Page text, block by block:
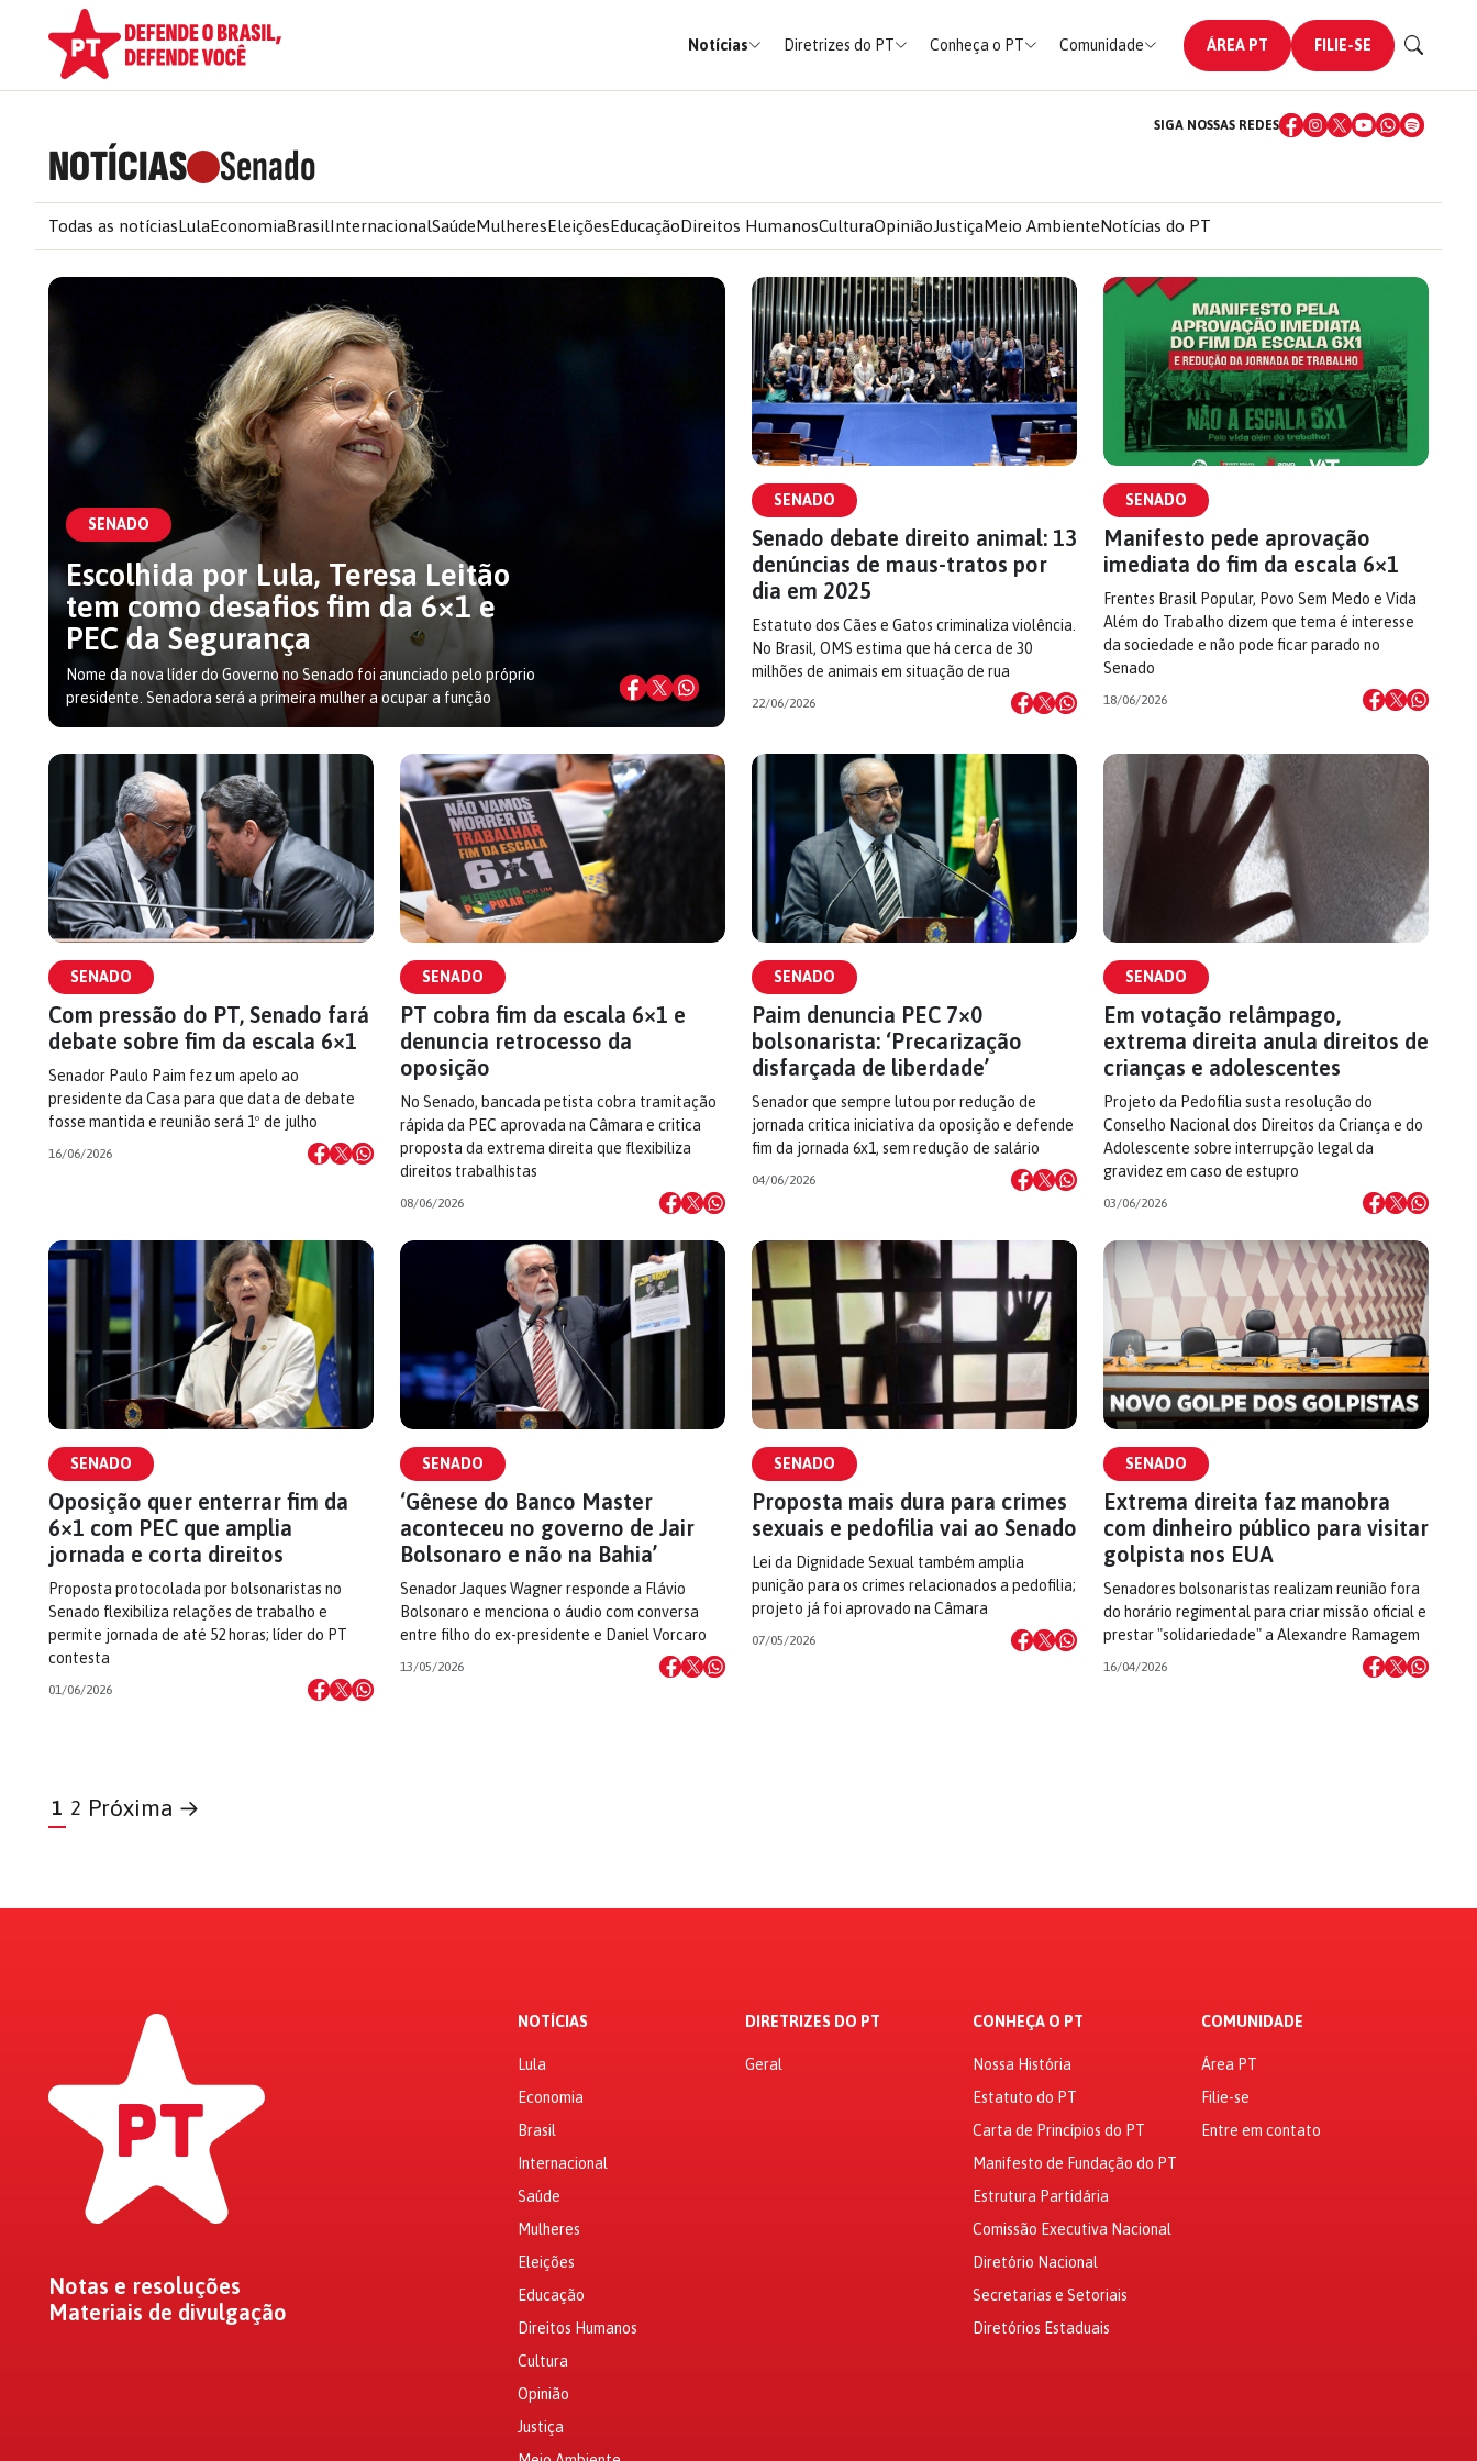
Notícias Diretrizes do PT Conheça o PT Comunidade ÁREA PT FILIE-SE
NOTÍCIAS Senado
SIGA NOSSAS REDES
Todas as notíciasLulaEconomiaBrasilInternacionalSaúdeMulheresEleiçõesEducaçãoDireitos HumanosCulturaOpiniãoJustiçaMeio AmbienteNotícias do PT
SENADO
Escolhida por Lula, Teresa Leitão
tem como desafios fim da 6×1 e
PEC da Segurança
Nome da nova líder do Governo no Senado foi anunciado pelo próprio
presidente. Senadora será a primeira mulher a ocupar a função
SENADO
Senado debate direito animal: 13
denúncias de maus-tratos por
dia em 2025
Estatuto dos Cães e Gatos criminaliza violência.
No Brasil, OMS estima que há cerca de 30
milhões de animais em situação de rua
22/06/2026
SENADO
Manifesto pede aprovação
imediata do fim da escala 6×1
Frentes Brasil Popular, Povo Sem Medo e Vida
Além do Trabalho dizem que tema é interesse
da sociedade e não pode ficar parado no
Senado
18/06/2026
SENADO
Com pressão do PT, Senado fará
debate sobre fim da escala 6×1
Senador Paulo Paim fez um apelo ao
presidente da Casa para que data de debate
fosse mantida e reunião será 1º de julho
16/06/2026
SENADO
PT cobra fim da escala 6×1 e
denuncia retrocesso da
oposição
No Senado, bancada petista cobra tramitação
rápida da PEC aprovada na Câmara e critica
proposta da extrema direita que flexibiliza
direitos trabalhistas
08/06/2026
SENADO
Paim denuncia PEC 7×0
bolsonarista: ‘Precarização
disfarçada de liberdade’
Senador que sempre lutou por redução de
jornada critica iniciativa da oposição e defende
fim da jornada 6x1, sem redução de salário
04/06/2026
SENADO
Em votação relâmpago,
extrema direita anula direitos de
crianças e adolescentes
Projeto da Pedofilia susta resolução do
Conselho Nacional dos Direitos da Criança e do
Adolescente sobre interrupção legal da
gravidez em caso de estupro
03/06/2026
SENADO
Oposição quer enterrar fim da
6×1 com PEC que amplia
jornada e corta direitos
Proposta protocolada por bolsonaristas no
Senado flexibiliza relações de trabalho e
permite jornada de até 52 horas; líder do PT
contesta
01/06/2026
SENADO
‘Gênese do Banco Master
aconteceu no governo de Jair
Bolsonaro e não na Bahia’
Senador Jaques Wagner responde a Flávio
Bolsonaro e menciona o áudio com conversa
entre filho do ex-presidente e Daniel Vorcaro
13/05/2026
SENADO
Proposta mais dura para crimes
sexuais e pedofilia vai ao Senado
Lei da Dignidade Sexual também amplia
punição para os crimes relacionados a pedofilia;
projeto já foi aprovado na Câmara
07/05/2026
SENADO
Extrema direita faz manobra
com dinheiro público para visitar
golpista nos EUA
Senadores bolsonaristas realizam reunião fora
do horário regimental para criar missão oficial e
prestar "solidariedade" a Alexandre Ramagem
16/04/2026
1 2 Próxima →
Notas e resoluções
Materiais de divulgação
NOTÍCIAS
Lula
Economia
Brasil
Internacional
Saúde
Mulheres
Eleições
Educação
Direitos Humanos
Cultura
Opinião
Justiça
DIRETRIZES DO PT
Geral
CONHEÇA O PT
Nossa História
Estatuto do PT
Carta de Princípios do PT
Manifesto de Fundação do PT
Estrutura Partidária
Comissão Executiva Nacional
Diretório Nacional
Secretarias e Setoriais
Diretórios Estaduais
COMUNIDADE
Área PT
Filie-se
Entre em contato